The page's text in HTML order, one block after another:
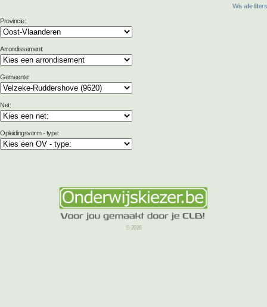
Wis alle filters
Provincie:
Arrondissement:
Gemeente:
Net:
Opleidingsvorm - type:
© 2026